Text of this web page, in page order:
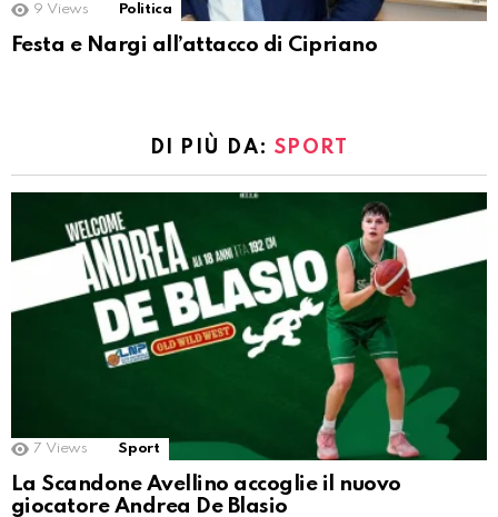
9 Views Politica
Festa e Nargi all’attacco di Cipriano
DI PIÙ DA: SPORT
7 Views Sport
La Scandone Avellino accoglie il nuovo
giocatore Andrea De Blasio